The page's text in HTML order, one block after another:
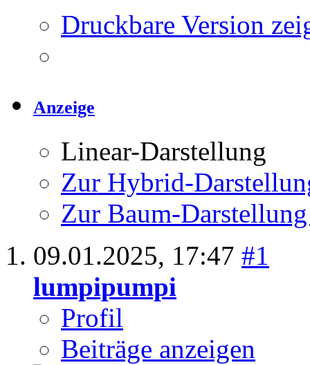
Druckbare Version
Anzeige
Linear-Darstellung
Zur Hybrid-
Zur Baum-
09.01.2025, 17:47 #1
lumpipumpi
Profil
Beiträge anzeigen